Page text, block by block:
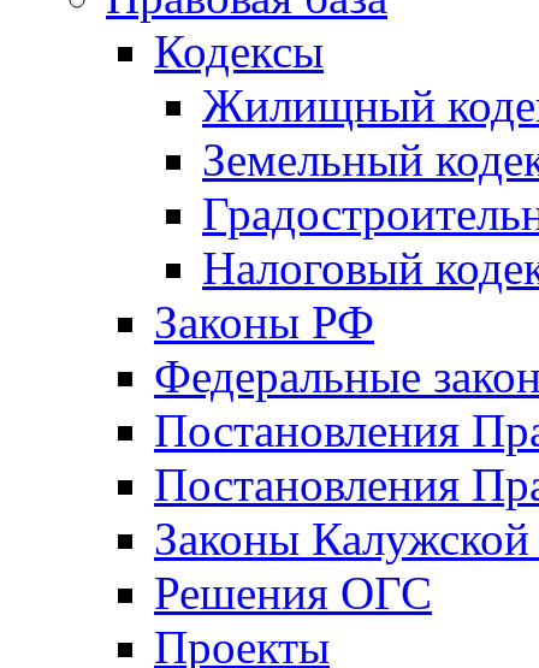
Кодексы
Жилищный
Земельный
Налоговый
Законы РФ
Федеральные
Постановления
Постановления
Законы Калужской
Решения ОГС
Проекты